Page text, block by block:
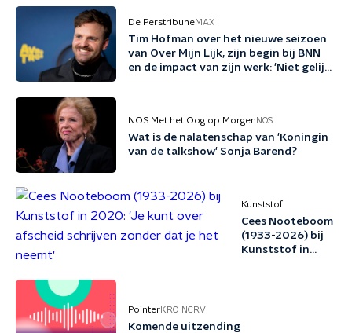
De PerstribuneMAX
Tim Hofman over het nieuwe seizoen
van Over Mijn Lijk, zijn begin bij BNN
en de impact van zijn werk: 'Niet gelijk
NOS Met het Oog op Morgen NOS
Wat is de nalatenschap van 'Koningin
van de talkshow' Sonja Barend?
Kunststof
Cees Nooteboom
(1933-2026) bij
Kunststof in
PointerKRO-NCRV
Komende uitzending